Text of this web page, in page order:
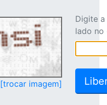
[trocar imagem]
Digite
lado no